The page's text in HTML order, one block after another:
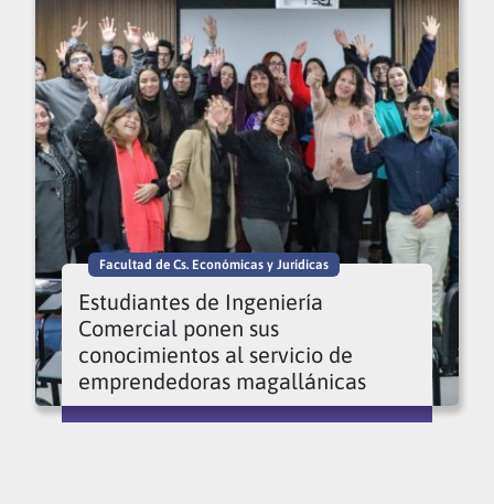
Facultad de Cs. Económicas y Jurídicas
Estudiantes de Ingeniería
Comercial ponen sus
conocimientos al servicio de
emprendedoras magallánicas